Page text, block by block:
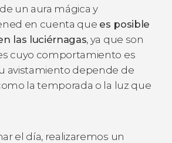
un aura mágica y
en cuenta que es posible
las luciérnagas, ya que son
cuyo comportamiento es
avistamiento depende de
la temporada o la luz que
el día, realizaremos un